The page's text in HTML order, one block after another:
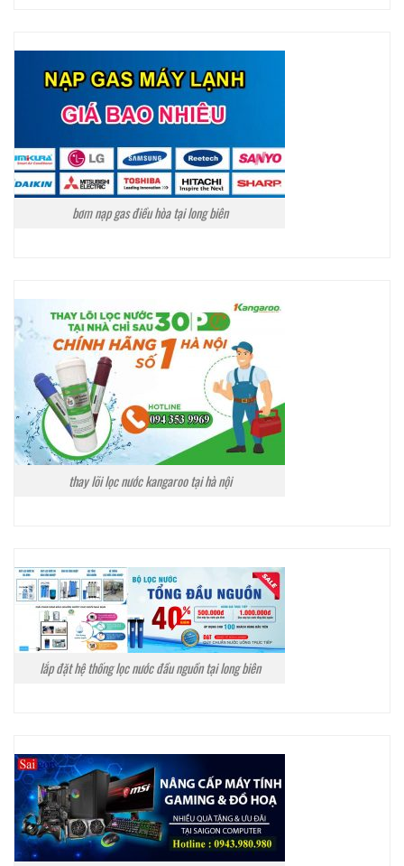
bơm nạp gas điều hòa tại long biên
thay lõi lọc nước kangaroo tại hà nội
lắp đặt hệ thống lọc nước đầu nguồn tại long biên